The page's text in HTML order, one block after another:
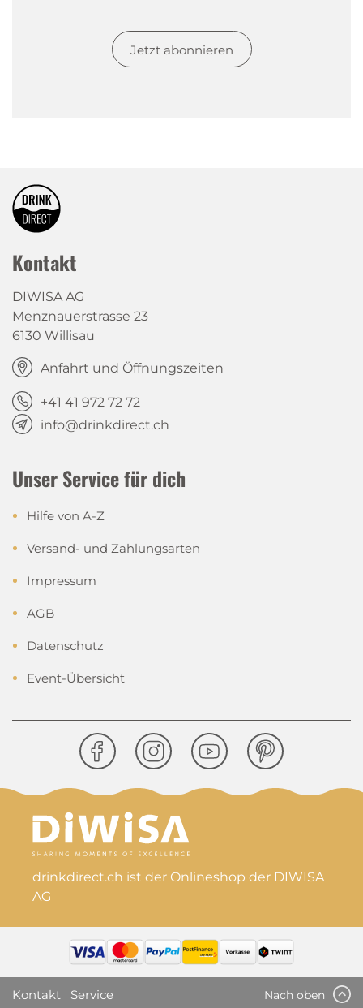
Jetzt abonnieren
Kontakt
DIWISA AG
Menznauerstrasse 23
6130 Willisau
Anfahrt und Öffnungszeiten
+41 41 972 72 72
info@drinkdirect.ch
Unser Service für dich
Hilfe von A-Z
Versand- und Zahlungsarten
Impressum
AGB
Datenschutz
Event-Übersicht
drinkdirect.ch ist der Onlineshop der DIWISA
AG
Kontakt Service Nach oben